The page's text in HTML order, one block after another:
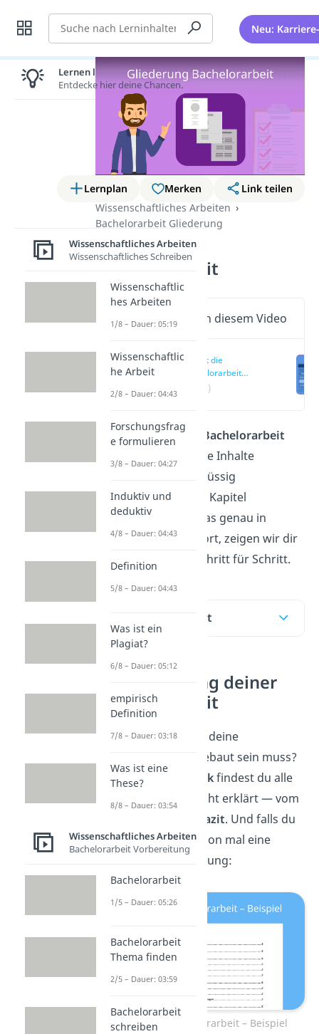
Suche Neu:
Lernplan Merken
Link teilen
Wissenschaftliches Arbeiten
Bachelorarbeit Gliederung
Gliederung
Bachelorarbeit
Wichtige Inhalte in diesem Video
Wie ist die
Bachelorarbeit
aufgebaut?
(00:15)
Die Gliederungder
Bachelorarbeit
legt fest, wie du deine Inhalte
strukturiert und schlüssig
präsentierst. Welche Kapitel
dazugehören und was genau in
welches Kapitel gehört, zeigen wir dir
hier und im
Schritt für Schritt.
Inhaltsübersicht
Die Gliederung deiner
Bachelorarbeit
Du willst wissen, wie deine
Bachelorarbeit aufgebaut sein muss?
In unseremÜberblickfindest du alle
typischen Kapitel leicht erklärt — vom
Fazit. Und falls du
es eilig hast,hierschon mal eine
beispielhafte Gliederung:
Gliederung Bachelorarbeit – Beispiel
Lernen lohnt sich!
Entdecke hier deine Chancen.
Wissenschaftliches Arbeiten
Wissenschaftliches Schreiben
Wissenschaftlic
hes Arbeiten
1/8 – Dauer: 05:19
Wissenschaftlic
he Arbeit
2/8 – Dauer: 04:43
Forschungsfrag
e formulieren
3/8 – Dauer: 04:27
Induktiv und
deduktiv
4/8 – Dauer: 04:43
Definition
5/8 – Dauer: 04:43
Was ist ein
Plagiat?
6/8 – Dauer: 05:12
empirisch
Definition
7/8 – Dauer: 03:18
Was ist eine
These?
8/8 – Dauer: 03:54
Wissenschaftliches Arbeiten
Bachelorarbeit Vorbereitung
Bachelorarbeit
1/5 – Dauer: 05:26
Bachelorarbeit
Thema finden
2/5 – Dauer: 03:59
Bachelorarbeit
schreiben